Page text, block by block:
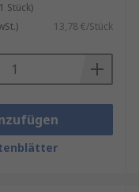
Stück)
13,78 €/Stück